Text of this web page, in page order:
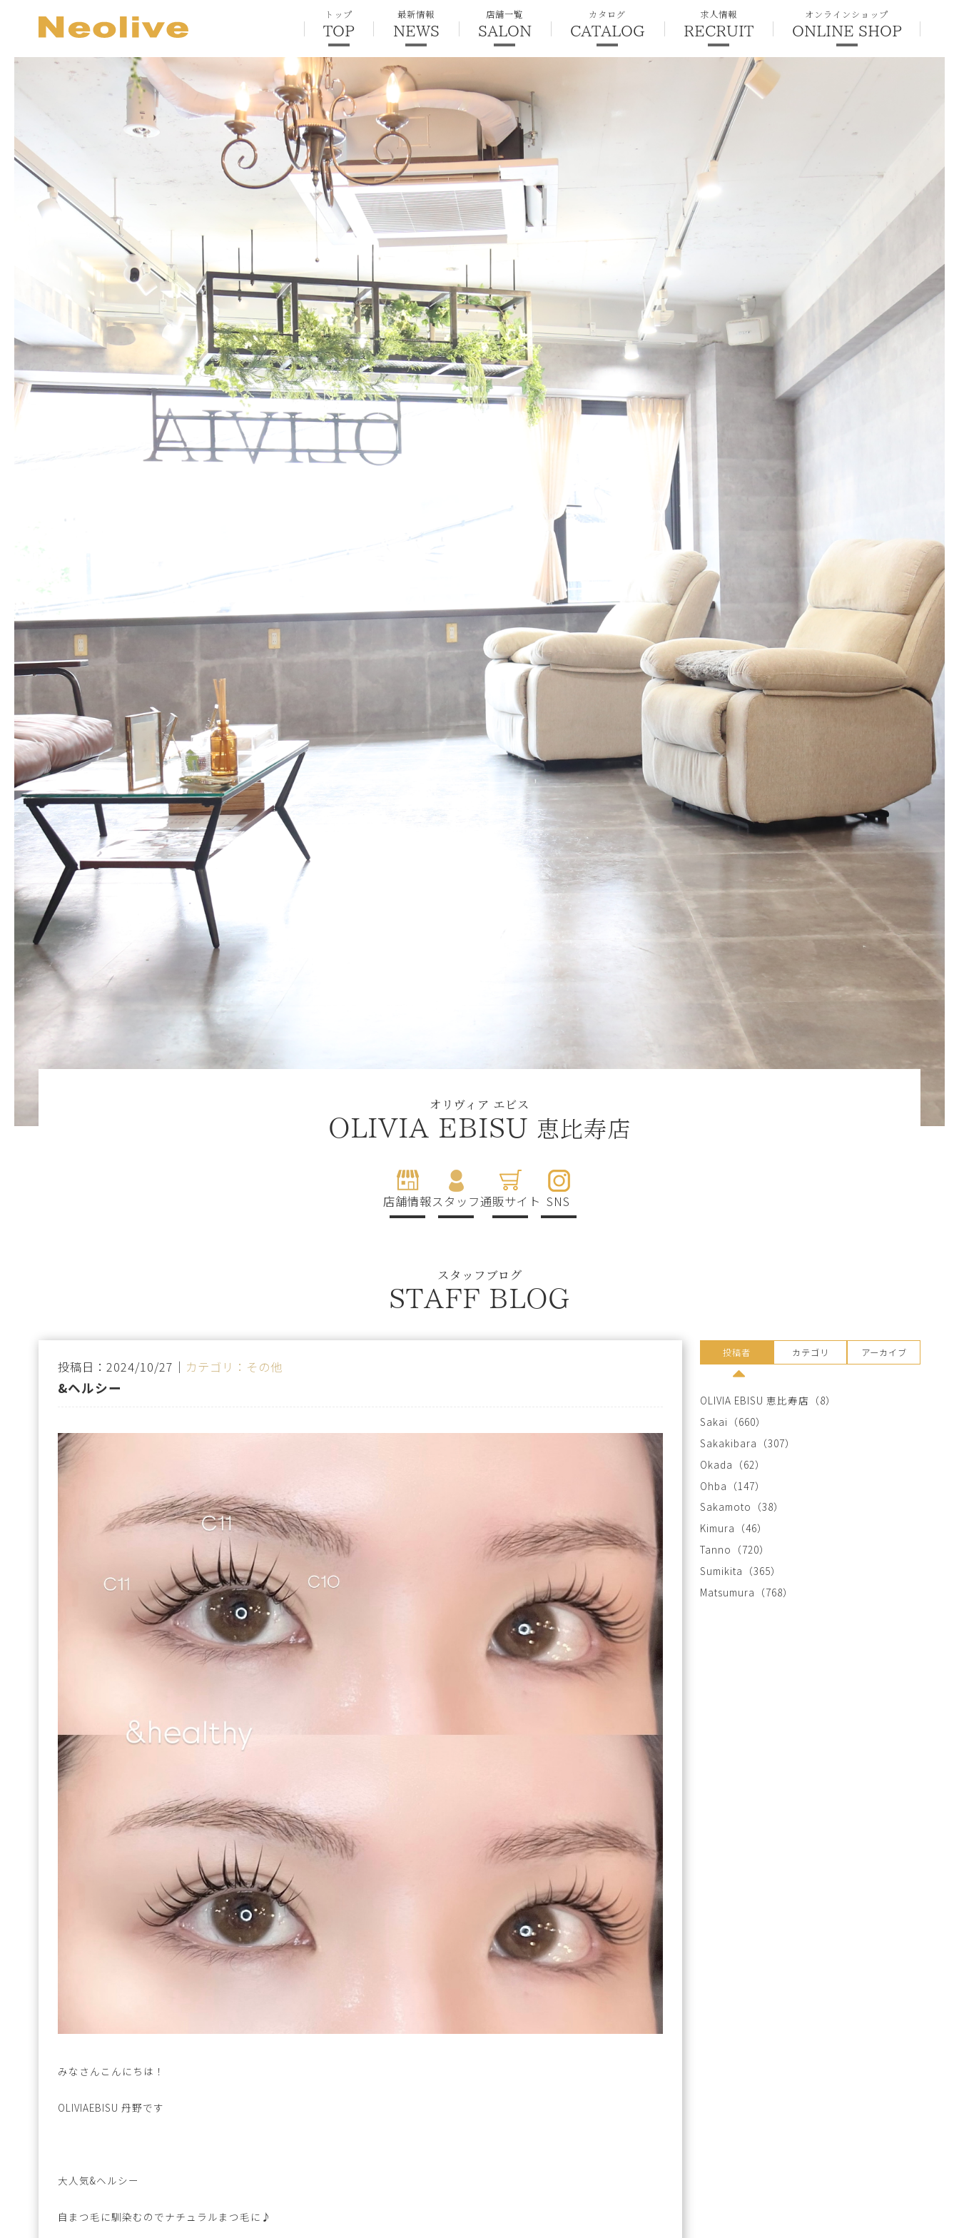
トップ
TOP
最新情報
NEWS
店舗一覧
SALON
カタログ
CATALOG
求人情報
RECRUIT
オンラインショップ
ONLINE SHOP
オリヴィア エビス
OLIVIA EBISU 恵比寿店
店舗情報スタッフ通販サイト SNS
スタッフブログ
STAFF BLOG
投稿日：2024/10/27｜ カテゴリ：その他
&ヘルシー
みなさんこんにちは！
OLIVIAEBISU 丹野です
大人気&ヘルシー
自まつ毛に馴染むのでナチュラルまつ毛に♪
投稿者 カテゴリ アーカイブ
OLIVIA EBISU 恵比寿店 （8）
Sakai （660）
Sakakibara （307）
Okada （62）
Ohba （147）
Sakamoto （38）
Kimura （46）
Tanno （720）
Sumikita （365）
Matsumura （768）